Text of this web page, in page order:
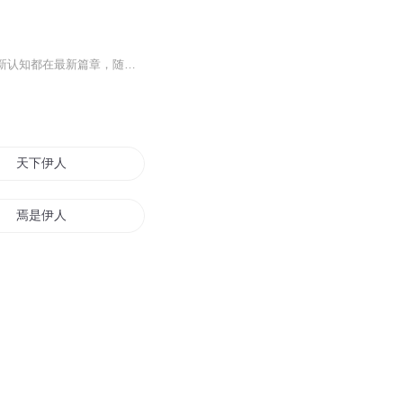
提升认知、追求真相、探索未来。【YY日记】为叶云每天发表的日记内容，每天1小篇。最新认知都在最新篇章，随着认知不断被颠覆、人生也越来越美好，真正展现了一个穷得只剩追求的产品人的人生成长轨迹，希望对您有所启发。每天早上发表日记，每天晚上录音，上传更新。所有涉及的原创内容版权，全部均归叶云YY所有，即本人所有。想了解更多请查看：
天下伊人
焉是伊人